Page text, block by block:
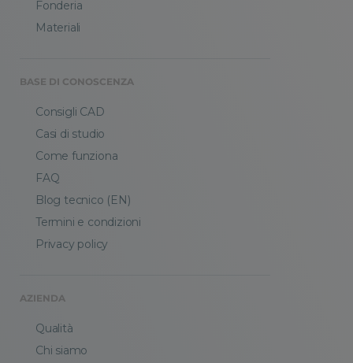
Fonderia
Materiali
BASE DI CONOSCENZA
Consigli CAD
Casi di studio
Come funziona
FAQ
Blog tecnico (EN)
Termini e condizioni
Privacy policy
AZIENDA
Qualità
Chi siamo